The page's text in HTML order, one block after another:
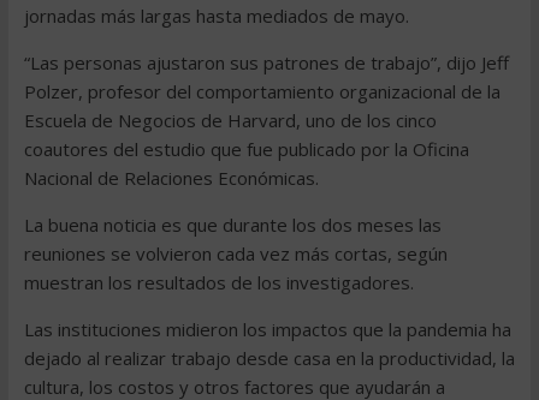
jornadas más largas hasta mediados de mayo.
“Las personas ajustaron sus patrones de trabajo”, dijo Jeff
Polzer, profesor del comportamiento organizacional de la
Escuela de Negocios de Harvard, uno de los cinco
coautores del estudio que fue publicado por la Oficina
Nacional de Relaciones Económicas.
La buena noticia es que durante los dos meses las
reuniones se volvieron cada vez más cortas, según
muestran los resultados de los investigadores.
Las instituciones midieron los impactos que la pandemia ha
dejado al realizar trabajo desde casa en la productividad, la
cultura, los costos y otros factores que ayudarán a